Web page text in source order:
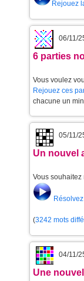
Rejouez
06/11/
6 parties
Vous voulez
Rejouez ces
chacune un
05/11/
Un nouvel
Vous souhaitez
(3242 mots
04/11/
Une